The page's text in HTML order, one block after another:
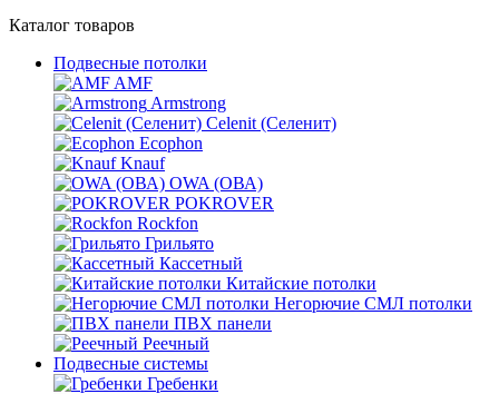
Каталог товаров
Подвесные потолки
AMF
Armstrong
Celenit (Селенит)
Ecophon
Knauf
OWA (ОВА)
POKROVER
Rockfon
Грильято
Кассетный
Китайские потолки
Негорючие СМЛ потолки
ПВХ панели
Реечный
Подвесные системы
Гребенки